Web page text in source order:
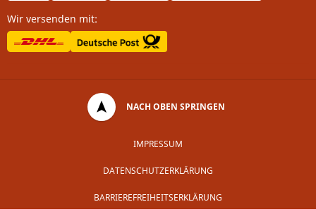
Wir versenden mit:
NACH OBEN SPRINGEN
IMPRESSUM
DATENSCHUTZERKLÄRUNG
BARRIEREFREIHEITSERKLÄRUNG